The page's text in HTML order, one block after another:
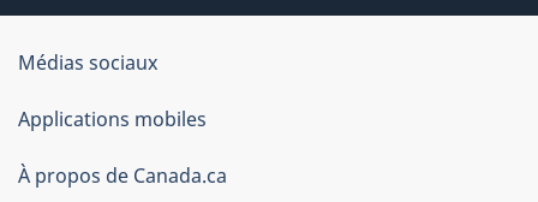
Organisation
du
gouvernement
du
Médias sociaux
Applications mobiles
À propos de Canada.ca